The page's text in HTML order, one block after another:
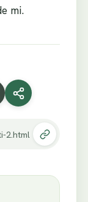
mi.
2.html